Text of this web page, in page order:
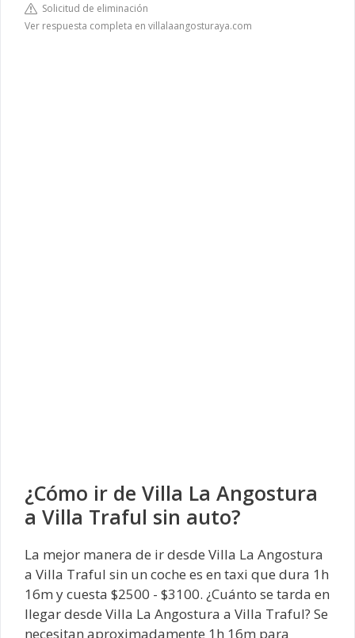
Solicitud de eliminación
Ver respuesta completa en villalaangosturaya.com
¿Cómo ir de Villa La Angostura
a Villa Traful sin auto?
La mejor manera de ir desde Villa La Angostura
a Villa Traful sin un coche es en taxi que dura 1h
16m y cuesta $2500 - $3100. ¿Cuánto se tarda en
llegar desde Villa La Angostura a Villa Traful? Se
necesitan aproximadamente 1h 16m para